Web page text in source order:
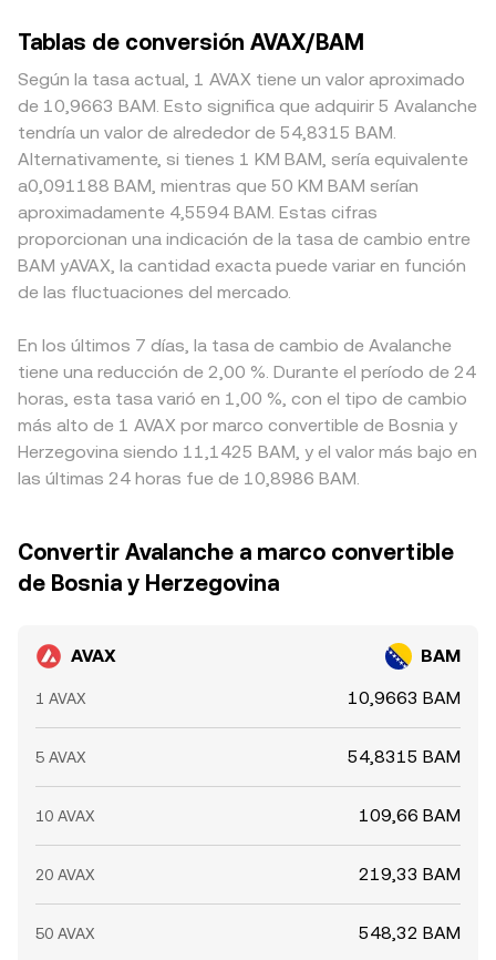
Tablas de conversión AVAX/BAM
Según la tasa actual, 1 AVAX tiene un valor aproximado
de 10,9663 BAM. Esto significa que adquirir 5 Avalanche
tendría un valor de alrededor de 54,8315 BAM.
Alternativamente, si tienes 1 KM BAM, sería equivalente
a0,091188 BAM, mientras que 50 KM BAM serían
aproximadamente 4,5594 BAM. Estas cifras
proporcionan una indicación de la tasa de cambio entre
BAM yAVAX, la cantidad exacta puede variar en función
de las fluctuaciones del mercado.
En los últimos 7 días, la tasa de cambio de Avalanche
tiene una reducción de 2,00 %. Durante el período de 24
horas, esta tasa varió en 1,00 %, con el tipo de cambio
más alto de 1 AVAX por marco convertible de Bosnia y
Herzegovina siendo 11,1425 BAM, y el valor más bajo en
las últimas 24 horas fue de 10,8986 BAM.
Convertir Avalanche a marco convertible
de Bosnia y Herzegovina
AVAX BAM
1 AVAX 10,9663 BAM
5 AVAX 54,8315 BAM
10 AVAX 109,66 BAM
20 AVAX 219,33 BAM
50 AVAX 548,32 BAM